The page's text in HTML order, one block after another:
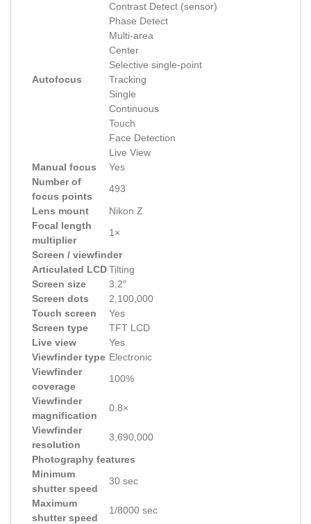
Autofocus
Contrast Detect (sensor)
Phase Detect
Multi-area
Center
Selective single-point
Tracking
Single
Continuous
Touch
Face Detection
Live View
Manual focus
Yes
Number of
focus points
493
Lens mount
Nikon Z
Focal length
multiplier
1×
Screen / viewfinder
Articulated LCDTilting
Screen size
3.2″
Screen dots
2,100,000
Touch screen
Yes
Screen type
TFT LCD
Live view
Yes
Viewfinder type Electronic
Viewfinder
coverage
100%
Viewfinder
magnification
0.8×
Viewfinder
resolution
3,690,000
Photography features
Minimum
shutter speed
30 sec
Maximum
shutter speed
1/8000 sec